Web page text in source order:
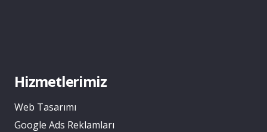
Hizmetlerimiz
Web Tasarımı
Google Ads Reklamları